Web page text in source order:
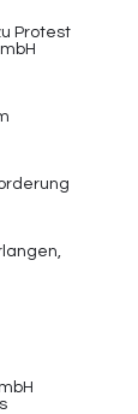
Protest